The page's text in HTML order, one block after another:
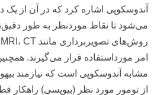
آندوسکوپی اشاره کرد که در آن از یک
می‌شود تا نقاط موردنظر به طور
امر مورداستفاده قرار می‌گیرند.
مشابه آندوسکوپی است که نیازمند
از تومور مورد نظر (بیوپسی)